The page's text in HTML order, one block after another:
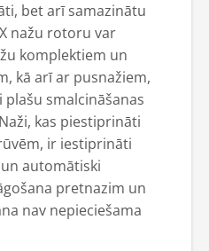
bet arī samazinātu
nažu rotoru var
komplektiem un
kā arī ar pusnažiem,
smalcināšanas
kas piestiprināti
ir iestiprināti
automātiski
pretnazim un
nav nepieciešama